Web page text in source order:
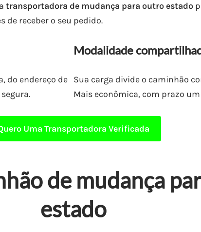
transportadora de mudança para outro estado
de receber o seu pedido.
do endereço de
Modalidade
Sua carga divide o caminhão
Mais econômica, com prazo
Uma Transportadora Verificada
de mudança
estado